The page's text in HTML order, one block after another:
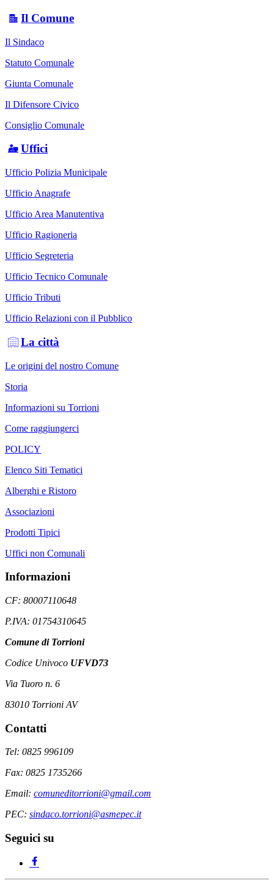
Il Comune
Il Sindaco
Statuto Comunale
Giunta Comunale
Il Difensore Civico
Consiglio Comunale
Uffici
Ufficio Polizia Municipale
Ufficio Anagrafe
Ufficio Area Manutentiva
Ufficio Ragioneria
Ufficio Segreteria
Ufficio Tecnico Comunale
Ufficio Tributi
Ufficio Relazioni con il Pubblico
La città
Le origini del nostro Comune
Storia
Informazioni su Torrioni
Come raggiungerci
POLICY
Elenco Siti Tematici
Alberghi e Ristoro
Associazioni
Prodotti Tipici
Uffici non Comunali
Informazioni
CF: 80007110648
P.IVA: 01754310645
Comune di Torrioni
Codice Univoco UFVD73
Via Tuoro n. 6
83010 Torrioni AV
Contatti
Tel: 0825 996109
Fax: 0825 1735266
Email: comuneditorrioni@gmail.com
PEC: sindaco.torrioni@asmepec.it
Seguici su